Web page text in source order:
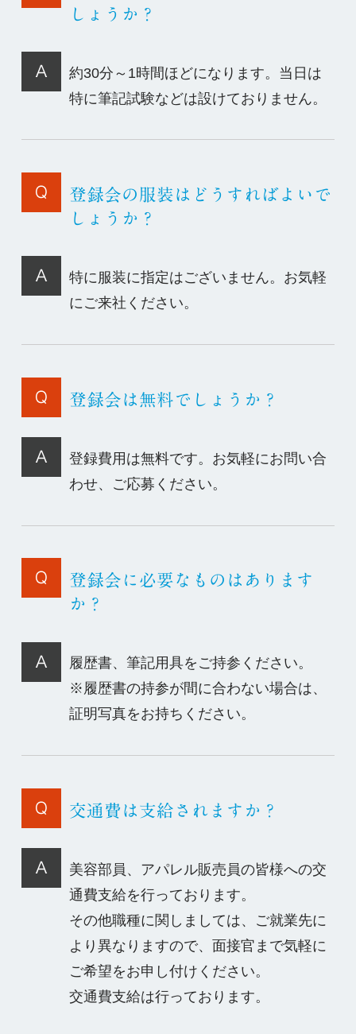
しょうか？
約30分～1時間ほどになります。当日は
特に筆記試験などは設けておりません。
登録会の服装はどうすればよいで
しょうか？
特に服装に指定はございません。お気軽
にご来社ください。
登録会は無料でしょうか？
登録費用は無料です。お気軽にお問い合
わせ、ご応募ください。
登録会に必要なものはあります
か？
履歴書、筆記用具をご持参ください。
※履歴書の持参が間に合わない場合は、
証明写真をお持ちください。
交通費は支給されますか？
美容部員、アパレル販売員の皆様への交
通費支給を行っております。
その他職種に関しましては、ご就業先に
より異なりますので、面接官まで気軽に
ご希望をお申し付けください。
交通費支給は行っております。